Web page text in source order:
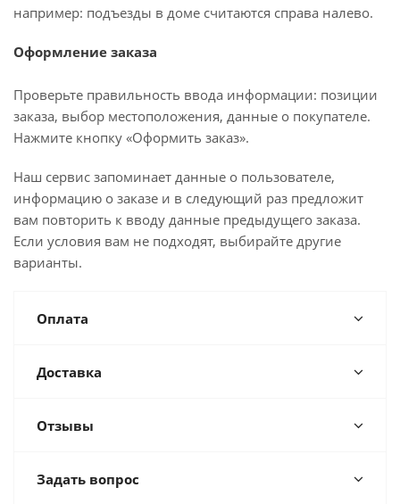
например: подъезды в доме считаются справа налево.
Оформление заказа
Проверьте правильность ввода информации: позиции
заказа, выбор местоположения, данные о покупателе.
Нажмите кнопку «Оформить заказ».
Наш сервис запоминает данные о пользователе,
информацию о заказе и в следующий раз предложит
вам повторить к вводу данные предыдущего заказа.
Если условия вам не подходят, выбирайте другие
варианты.
Оплата
Доставка
Отзывы
Задать вопрос